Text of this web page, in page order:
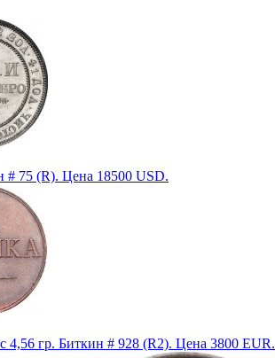
# 75 (R). Цена 18500 USD.
гр. Биткин # 928 (R2). Цена 3800 EUR.